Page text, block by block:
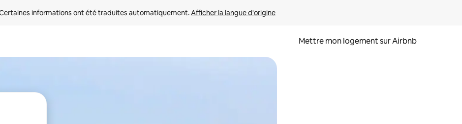
informations ont été traduites automatiquement. Afficher la langue d'origine
Mettre mon logement sur Airbnb